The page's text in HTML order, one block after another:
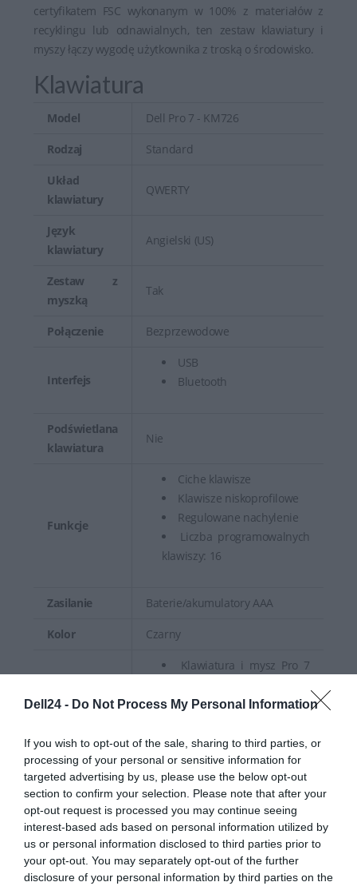
Dell24 - Do Not Process My Personal Information
If you wish to opt-out of the sale, sharing to third parties, or
processing of your personal or sensitive information for
targeted advertising by us, please use the below opt-out
section to confirm your selection. Please note that after your
opt-out request is processed you may continue seeing
interest-based ads based on personal information utilized by
us or personal information disclosed to third parties prior to
your opt-out. You may separately opt-out of the further
disclosure of your personal information by third parties on the
certyfikatem FSC wykonanym w 100% z materiałów z
recyklingu lub odnawialnych, ten zestaw klawiatury i
myszy łączy wygodę użytkownika z troską o środowisko.
Klawiatura
Model Dell Pro 7 - KM726
Rodzaj Standard
Układ
klawiatury
QWERTY
Język
klawiatury
Angielski (US)
Zestaw z
myszką
Tak
Połączenie Bezprzewodowe
Interfejs
USB
Bluetooth
Podświetlana
klawiatura
Nie
Funkcje
Ciche klawisze
Klawisze niskoprofilowe
Regulowane nachylenie
Liczba programowalnych
klawiszy: 16
Zasilanie Baterie/akumulatory AAA
Kolor Czarny
zestawie
Klawiatura i mysz Pro 7
2 x Bateria AAA do
Bateria AA do myszy
Odbiornik USB Dell
Secure Link
Dokumentacja
Android
Chrome OS
Linux